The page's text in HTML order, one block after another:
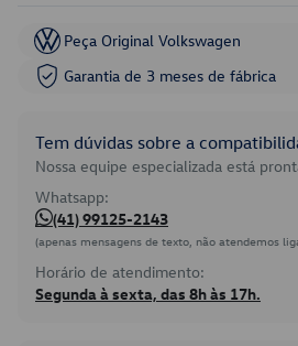
Peça Original Volkswagen
Garantia de 3 meses de fábrica
Tem dúvidas sobre a
Nossa equipe especializada está
Whatsapp:
(41) 99125-2143
(apenas mensagens de texto, não atendemos
Horário de atendimento:
Segunda à sexta, das 8h às 17h.